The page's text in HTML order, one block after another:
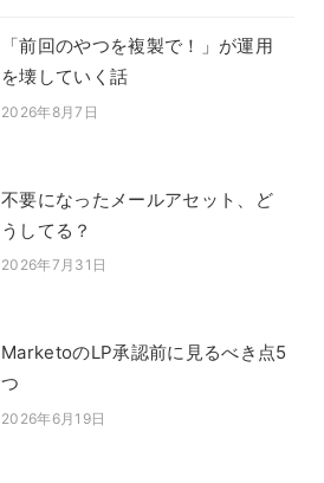
「前回のやつを複製で！」が運用
を壊していく話
投稿日
2026年8月7日
不要になったメールアセット、ど
うしてる？
投稿日
2026年7月31日
MarketoのLP承認前に見るべき点5
つ
投稿日
2026年6月19日